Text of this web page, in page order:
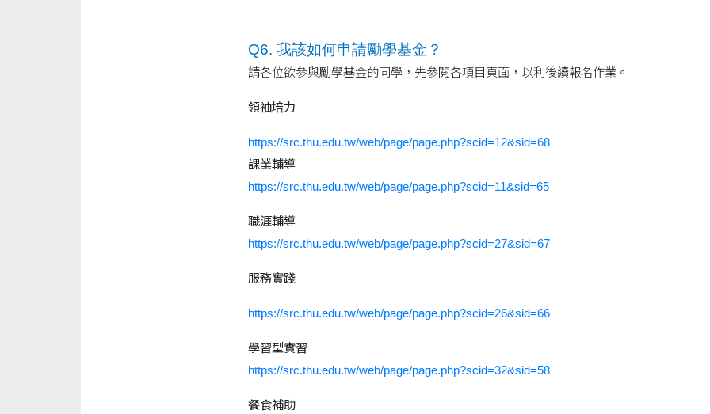
Q6. 我該如何申請勵學基金？
請各位欲參與勵學基金的同學，先參閱各項目頁面，以利後續報名作業。
領袖培力
https://src.thu.edu.tw/web/page/page.php?scid=12&sid=68
課業輔導
https://src.thu.edu.tw/web/page/page.php?scid=11&sid=65
職涯輔導
https://src.thu.edu.tw/web/page/page.php?scid=27&sid=67
服務實踐
https://src.thu.edu.tw/web/page/page.php?scid=26&sid=66
學習型實習
https://src.thu.edu.tw/web/page/page.php?scid=32&sid=58
餐食補助